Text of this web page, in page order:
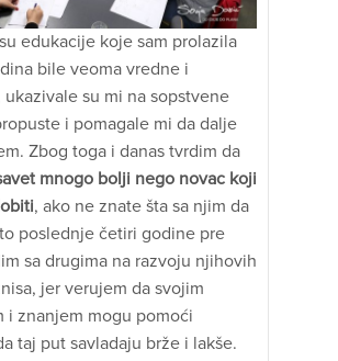
edukacije koje sam prolazila
bile veoma vredne i
ukazivale su mi na sopstvene
i pomagale mi da dalje
Zbog toga i danas tvrdim da
mnogo bolji nego novac koji
, ako ne znate šta sa njim da
poslednje četiri godine pre
sa drugima na razvoju njihovih
jer verujem da svojim
i znanjem mogu pomoći
taj put savladaju brže i lakše.